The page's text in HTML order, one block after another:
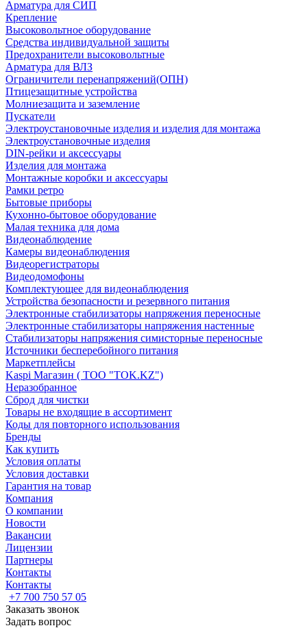
Арматура для СИП
Крепление
Высоковольтное оборудование
Средства индивидуальной защиты
Предохранители высоковольтные
Арматура для ВЛЗ
Ограничители перенапряжений(ОПН)
Птицезащитные устройства
Молниезащита и заземление
Пускатели
Электроустановочные изделия и изделия для монтажа
Электроустановочные изделия
DIN-рейки и аксессуары
Изделия для монтажа
Монтажные коробки и аксессуары
Рамки ретро
Бытовые приборы
Кухонно-бытовое оборудование
Малая техника для дома
Видеонаблюдение
Камеры видеонаблюдения
Видеорегистраторы
Видеодомофоны
Комплектующее для видеонаблюдения
Устройства безопасности и резервного питания
Электронные стабилизаторы напряжения переносные
Электронные стабилизаторы напряжения настенные
Стабилизаторы напряжения симисторные переносные
Источники бесперебойного питания
Маркетплейсы
Kaspi Магазин ( ТОО "TOK.KZ")
Неразобранное
Сброд для чистки
Товары не входящие в ассортимент
Коды для повторного использования
Бренды
Как купить
Условия оплаты
Условия доставки
Гарантия на товар
Компания
О компании
Новости
Вакансии
Лицензии
Партнеры
Контакты
Контакты
+7 700 750 57 05
Заказать звонок
Задать вопрос